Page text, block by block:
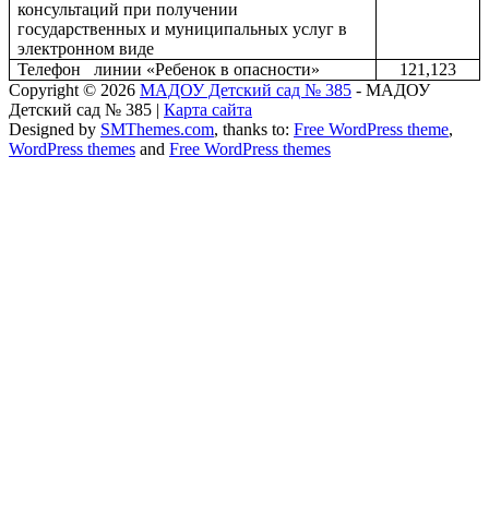
консультаций при получении
государственных и муниципальных услуг в
электронном виде
Телефон линии «Ребенок в опасности»
121,123
Copyright © 2026 МАДОУ Детский сад № 385 - МАДОУ
Детский сад № 385 | Карта сайта
Designed by SMThemes.com, thanks to: Free WordPress theme,
WordPress themes and Free WordPress themes